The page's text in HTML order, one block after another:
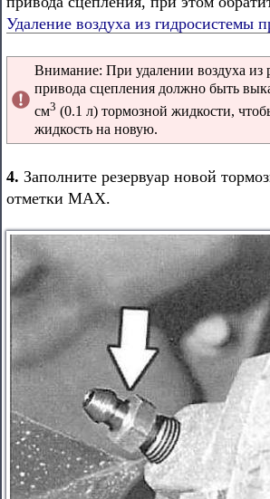
Удаление воздуха из гидросистемы
Внимание: При удалении воздуха из
привода сцепления должно быть
см3 (0.1 л) тормозной жидкости,
жидкость на новую.
4. Заполните резервуар новой
отметки MAX.